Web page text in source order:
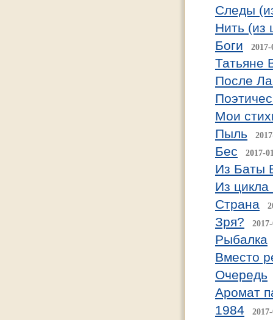
Следы
Нить (из
Боги
Татьяне
После
Мои
Пыль
Бес 2017-
Из Баты
Из цикла
Страна
Зря?
Рыбалка
Вместо
Очередь
Аромат
1984